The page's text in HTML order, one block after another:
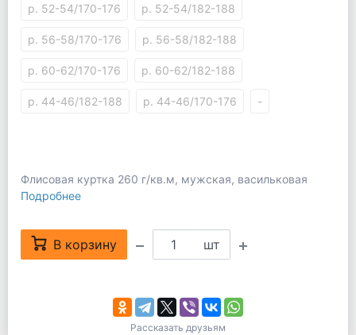
р. 52-54/170-176 р. 52-54/182-188
р. 56-58/170-176 р. 56-58/182-188
р. 60-62/170-176 р. 60-62/182-188
р. 44-46/182-188 р. 44-46/170-176 -
Флисовая куртка 260 г/кв.м, мужская, васильковая
Подробнее
В корзину шт
Рассказать друзьям